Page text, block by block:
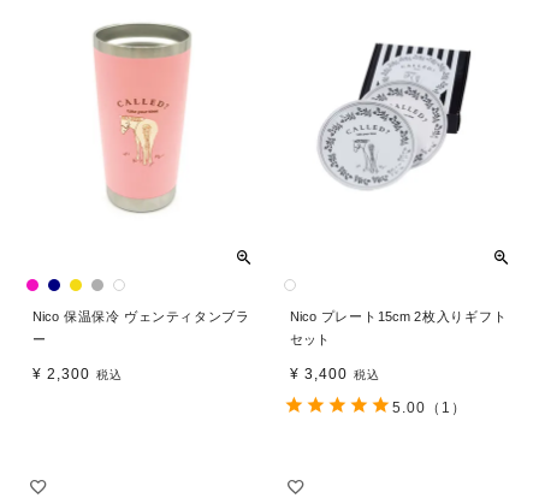
Nico 保温保冷 ヴェンティタンブラ
ー
¥ 2,300 税込
Nico プレート15cm 2枚入りギフト
セット
¥ 3,400 税込
5.00 （1）